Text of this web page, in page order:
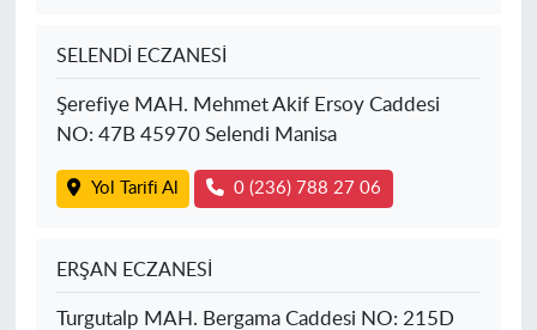
SELENDİ ECZANESİ
Şerefiye MAH. Mehmet Akif Ersoy Caddesi
NO: 47B 45970 Selendi Manisa
Yol Tarifi Al 0 (236) 788 27 06
ERŞAN ECZANESİ
Turgutalp MAH. Bergama Caddesi NO: 215D